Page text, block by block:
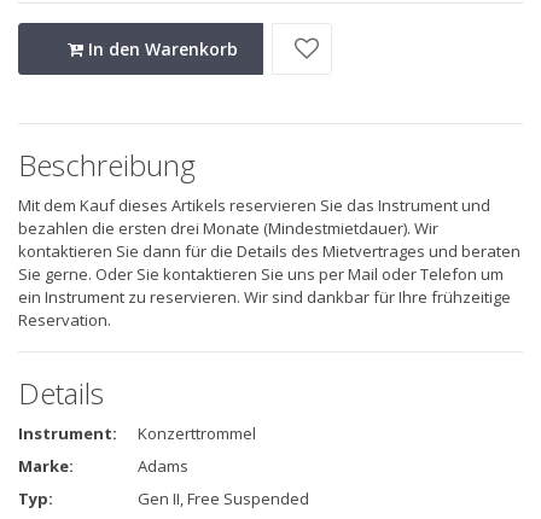
In den Warenkorb
Beschreibung
Mit dem Kauf dieses Artikels reservieren Sie das Instrument und
bezahlen die ersten drei Monate (Mindestmietdauer). Wir
kontaktieren Sie dann für die Details des Mietvertrages und beraten
Sie gerne. Oder Sie kontaktieren Sie uns per Mail oder Telefon um
ein Instrument zu reservieren. Wir sind dankbar für Ihre frühzeitige
Reservation.
Details
Instrument:
Konzerttrommel
Marke:
Adams
Typ:
Gen II, Free Suspended